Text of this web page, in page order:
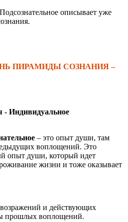
описывает уже
ПИРАМИДЫ СОЗНАНИЯ–
- Индивидуальное
– это опыт души, там
воплощений. Это
опыт души, который идет
жизни и тоже оказывает
и действующих
прошлых воплощений.